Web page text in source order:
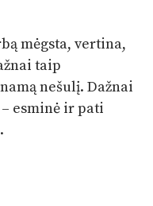
mėgsta, vertina,
taip
nešulį. Dažnai
esminė ir pati